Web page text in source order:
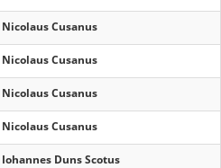
Nicolaus Cusanus
Nicolaus Cusanus
Nicolaus Cusanus
Nicolaus Cusanus
Iohannes Duns Scotus